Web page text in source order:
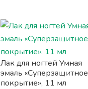
Лак для ногтей Умная
эмаль «Суперзащитное
покрытие», 11 мл